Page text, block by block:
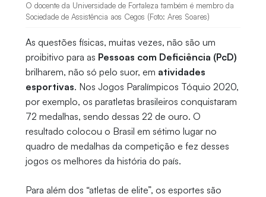
O docente da Universidade de Fortaleza também é membro da
Sociedade de Assistência aos Cegos (Foto: Ares Soares)
As questões físicas, muitas vezes, não são um
proibitivo para as Pessoas com Deficiência (PcD)
brilharem, não só pelo suor, em atividades
esportivas. Nos Jogos Paralímpicos Tóquio 2020,
por exemplo, os paratletas brasileiros conquistaram
72 medalhas, sendo dessas 22 de ouro. O
resultado colocou o Brasil em sétimo lugar no
quadro de medalhas da competição e fez desses
jogos os melhores da história do país.
Para além dos “atletas de elite”, os esportes são